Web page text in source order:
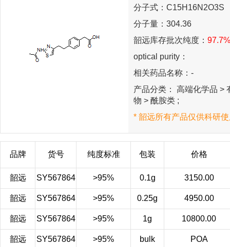
分子式：C15H16N2O3S
分子量：304.36
韶远库存批次纯度：
optical purity：
相关药品名称：-
产品分类： 高端化学品 >
物 > 酰胺类 ;
* 韶远所有产品仅供科研
品牌 货号 纯度标准 包装 价格
韶远 SY567864 >95% 0.1g 3150.00
韶远 SY567864 >95% 0.25g 4950.00
韶远 SY567864 >95% 1g 10800.00
韶远 SY567864 >95% bulk POA